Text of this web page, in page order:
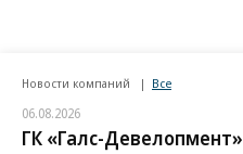
Новости компаний Все
06.08.2026
ГК «Галс-Девелопмент»